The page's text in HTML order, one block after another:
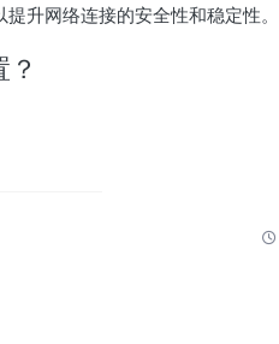
升网络连接的安全性和稳定性。